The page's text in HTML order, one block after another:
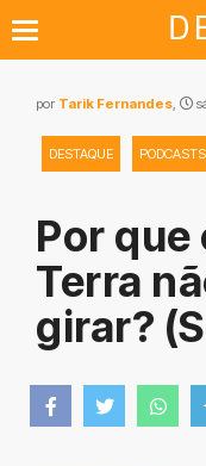
por Tarik Fernandes,
DESTAQUE PODCASTS
Por que
Terra
girar?